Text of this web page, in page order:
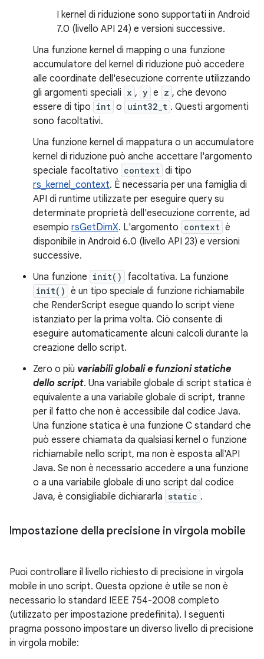
I kernel di riduzione sono supportati in Android
7.0 (livello API 24) e versioni successive.
Una funzione kernel di mapping o una funzione
accumulatore del kernel di riduzione può accedere
alle coordinate dell'esecuzione corrente utilizzando
gli argomenti speciali x , y e z , che devono
essere di tipo int o uint32_t . Questi argomenti
sono facoltativi.
Una funzione kernel di mappatura o un accumulatore
kernel di riduzione può anche accettare l'argomento
speciale facoltativo context di tipo
rs_kernel_context. È necessaria per una famiglia di
API di runtime utilizzate per eseguire query su
determinate proprietà dell'esecuzione corrente, ad
esempio rsGetDimX. L'argomento context è
disponibile in Android 6.0 (livello API 23) e versioni
successive.
Una funzione init() facoltativa. La funzione
init() è un tipo speciale di funzione richiamabile
che RenderScript esegue quando lo script viene
istanziato per la prima volta. Ciò consente di
eseguire automaticamente alcuni calcoli durante la
creazione dello script.
Zero o più variabili globali e funzioni statiche
dello script. Una variabile globale di script statica è
equivalente a una variabile globale di script, tranne
per il fatto che non è accessibile dal codice Java.
Una funzione statica è una funzione C standard che
può essere chiamata da qualsiasi kernel o funzione
richiamabile nello script, ma non è esposta all'API
Java. Se non è necessario accedere a una funzione
o a una variabile globale di uno script dal codice
Java, è consigliabile dichiararla static .
Impostazione della precisione in virgola mobile
Puoi controllare il livello richiesto di precisione in virgola
mobile in uno script. Questa opzione è utile se non è
necessario lo standard IEEE 754-2008 completo
(utilizzato per impostazione predefinita). I seguenti
pragma possono impostare un diverso livello di precisione
in virgola mobile: